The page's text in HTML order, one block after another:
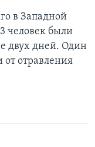
в Западной
человек были
двух дней. Один
отравления